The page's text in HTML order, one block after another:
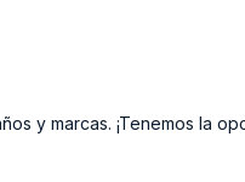
y marcas. ¡Tenemos la